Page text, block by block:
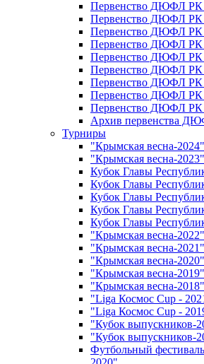
Первенство ДЮФЛ РК
Первенство ДЮФЛ РК
Первенство ДЮФЛ РК
Первенство ДЮФЛ РК
Первенство ДЮФЛ РК
Первенство ДЮФЛ РК
Первенство ДЮФЛ РК
Первенство ДЮФЛ РК
Первенство ДЮФЛ РК
Архив первенства
Турниры
"Крымская весна-2024"
"Крымская весна-2023"
Кубок Главы
Кубок Главы
Кубок Главы
Кубок Главы
Кубок Главы
"Крымская весна-2022"
"Крымская весна-2021"
"Крымская весна-2020"
"Крымская весна-2019"
"Крымская весна-2018"
"Liga Космос Cup -
"Liga Космос Cup -
"Кубок выпускников-
"Кубок выпускников-
Футбольный